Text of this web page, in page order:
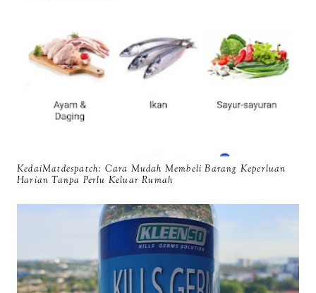
KedaiMatdespatch: Cara Mudah Membeli Barang Keperluan
Harian Tanpa Perlu Keluar Rumah